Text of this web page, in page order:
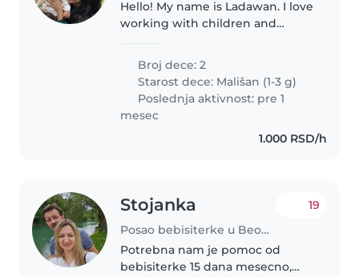
Hello! My name is Ladawan. I love
working with children and
play, creativity, and cooking
activities. I am patient, caring,
and reliable. I currently work..
Broj dece: 2
Starost dece: Mališan (1-3 g)
Poslednja aktivnost: pre 1
mesec
1.000 RSD/h
Stojanka
Posao bebisiterke u Beograd
19
Potrebna nam je pomoc od
bebisiterke 15 dana mesecno,